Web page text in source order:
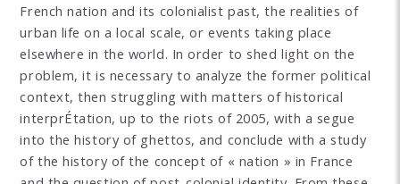
French nation and its colonialist past, the realities of
urban life on a local scale, or events taking place
elsewhere in the world. In order to shed light on the
problem, it is necessary to analyze the former political
context, then struggling with matters of historical
interprÉtation, up to the riots of 2005, with a segue
into the history of ghettos, and conclude with a study
of the history of the concept of « nation » in France